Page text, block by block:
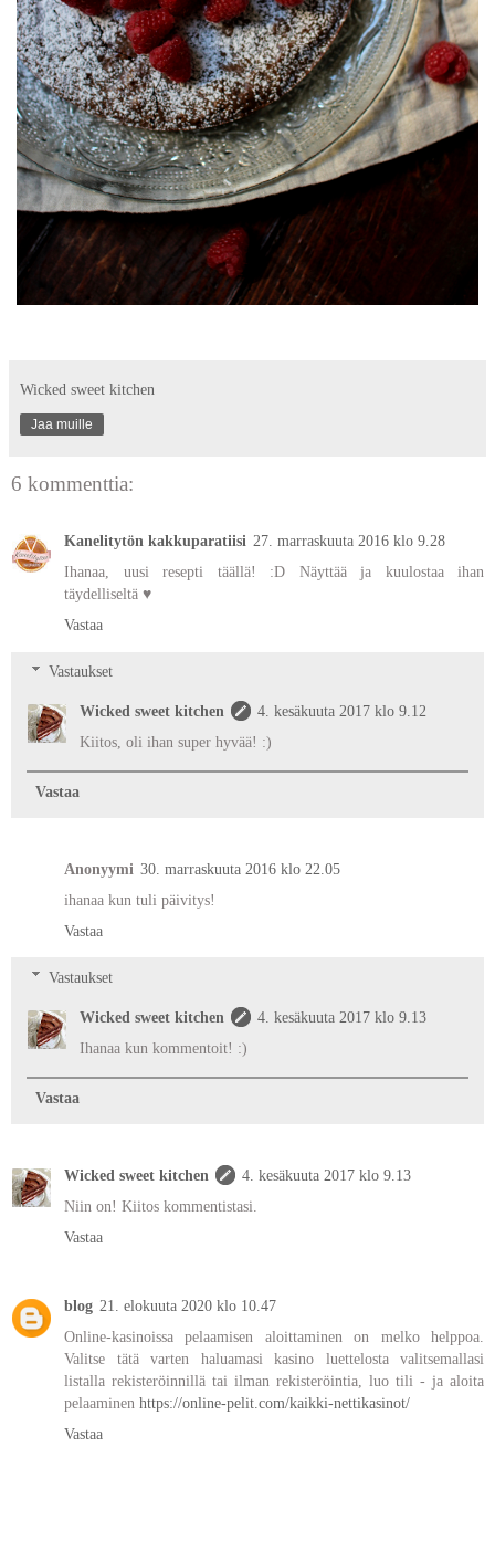
Wicked sweet kitchen
Jaa muille
6 kommenttia:
Kanelitytön kakkuparatiisi 27. marraskuuta 2016 klo 9.28
Ihanaa, uusi resepti täällä! :D Näyttää ja kuulostaa ihan
täydelliseltä ♥
Vastaa
Vastaukset
Wicked sweet kitchen
4. kesäkuuta 2017 klo 9.12
Kiitos, oli ihan super hyvää! :)
Vastaa
Anonyymi 30. marraskuuta 2016 klo 22.05
ihanaa kun tuli päivitys!
Vastaa
Vastaukset
Wicked sweet kitchen
4. kesäkuuta 2017 klo 9.13
Ihanaa kun kommentoit! :)
Vastaa
Wicked sweet kitchen
4. kesäkuuta 2017 klo 9.13
Niin on! Kiitos kommentistasi.
Vastaa
blog 21. elokuuta 2020 klo 10.47
Online-kasinoissa pelaamisen aloittaminen on melko helppoa.
Valitse tätä varten haluamasi kasino luettelosta valitsemallasi
listalla rekisteröinnillä tai ilman rekisteröintia, luo tili - ja aloita
pelaaminen https://online-pelit.com/kaikki-nettikasinot/
Vastaa